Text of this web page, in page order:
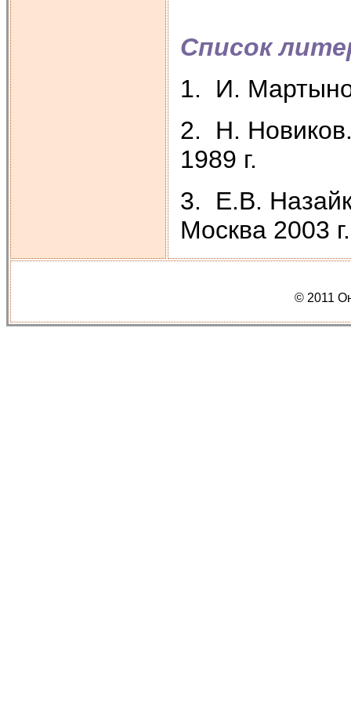
Список
1. И.
2. Н.
1989 г.
3. Е.В.
Москва 2003 г.
© 2011